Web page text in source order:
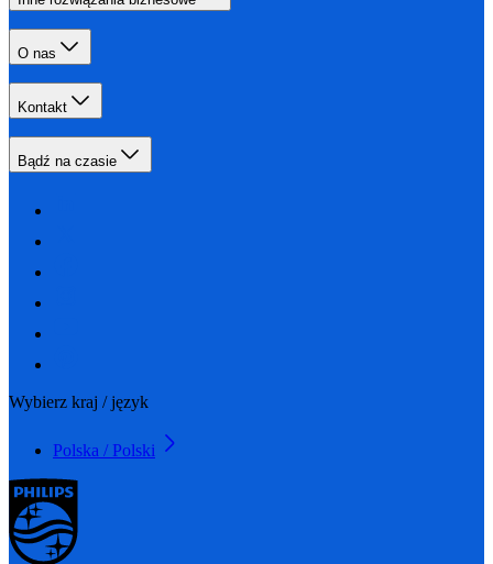
O nas
Kontakt
Bądź na czasie
Wybierz kraj / język
Polska / Polski